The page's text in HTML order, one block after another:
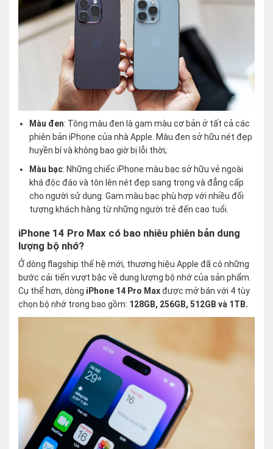
Màu đen: Tông màu đen là gam màu cơ bản ở tất cả các
phiên bản iPhone của nhà Apple. Màu đen sở hữu nét đẹp
huyền bí và không bao giờ bị lỗi thời;
Màu bạc: Những chiếc iPhone màu bạc sở hữu vẻ ngoài
khá độc đáo và tôn lên nét đẹp sang trọng và đẳng cấp
cho người sử dụng. Gam màu bạc phù hợp với nhiều đối
tượng khách hàng từ những người trẻ đến cao tuổi.
iPhone 14 Pro Max có bao nhiêu phiên bản dung
lượng bộ nhớ?
Ở dòng flagship thế hệ mới, thương hiệu Apple đã có những
bước cải tiến vượt bậc về dung lượng bộ nhớ của sản phẩm.
Cụ thể hơn, dòng iPhone 14 Pro Maxđược mở bán với 4 tùy
chọn bộ nhớ trong bao gồm: 128GB, 256GB, 512GB và 1TB.